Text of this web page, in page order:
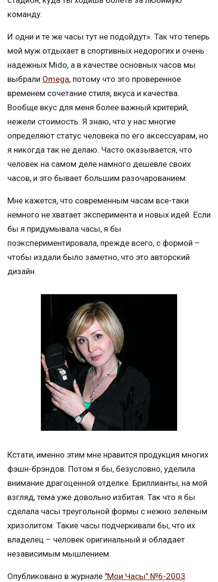
команду.
И одни и те же часы тут не подойдут». Так что теперь
мой муж отдыхает в спортивных недорогих и очень
надежных Mido, а в качестве основных часов мы
выбрали Omega, потому что это проверенное
временем сочетание стиля, вкуса и качества.
Вообще вкус для меня более важный критерий,
нежели стоимость. Я знаю, что у нас многие
определяют статус человека по его аксессуарам, но
я никогда так не делаю. Часто оказывается, что
человек на самом деле намного дешевле своих
часов, и это бывает большим разочарованием.
Мне кажется, что современным часам все-таки
немного не хватает эксперимента и новых идей. Если
бы я придумывала часы, я бы
поэкспериментировала, прежде всего, с формой –
чтобы издали было заметно, что это авторский
дизайн.
Кстати, именно этим мне нравится продукция многих
фэшн-брэндов. Потом я бы, безусловно, уделила
внимание драгоценной отделке. Бриллианты, на мой
взгляд, тема уже довольно избитая. Так что я бы
сделала часы треугольной формы с нежно зеленым
хризолитом. Такие часы подчеркивали бы, что их
владелец – человек оригинальный и обладает
независимым мышлением.
Опубликовано в журнале "Мои Часы" №6-2003